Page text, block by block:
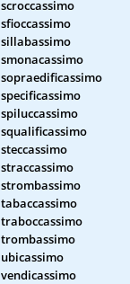
scroccassimo
sfioccassimo
sillabassimo
smonacassimo
sopraedificassimo
specificassimo
spiluccassimo
squalificassimo
steccassimo
straccassimo
strombassimo
tabaccassimo
traboccassimo
trombassimo
ubicassimo
vendicassimo